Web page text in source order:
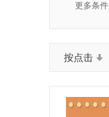
更多条件
按点击